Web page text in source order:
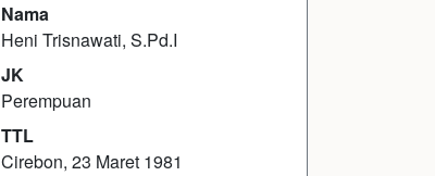
Nama
Heni Trisnawati, S.Pd.I
JK
Perempuan
TTL
Cirebon, 23 Maret 1981